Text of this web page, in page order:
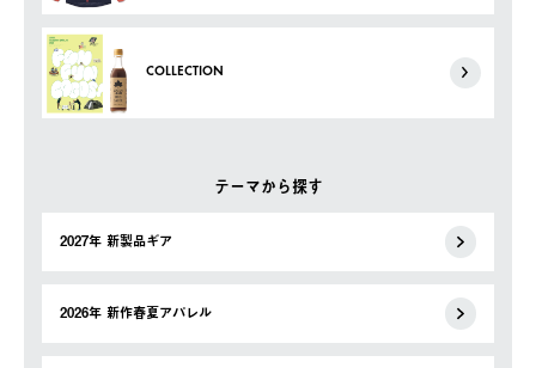
COLLECTION
テーマから探す
2027年 新製品ギア
2026年 新作春夏アパレル